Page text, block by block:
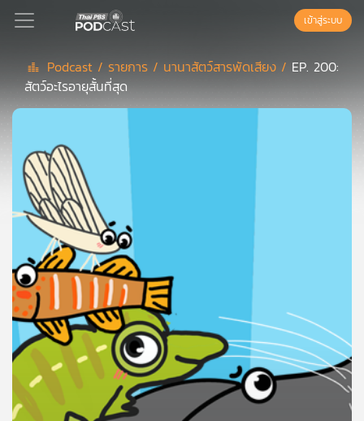
Podcast
เพล
สต์
แนะนำ
เพล
ย์
ลิ
สต์
ของ
เข้าสู่ระบบ
Podcast / รายการ / นานาสัตว์สารพัดเสียง / EP. 200:
สัตว์อะไรอายุสั้นที่สุด